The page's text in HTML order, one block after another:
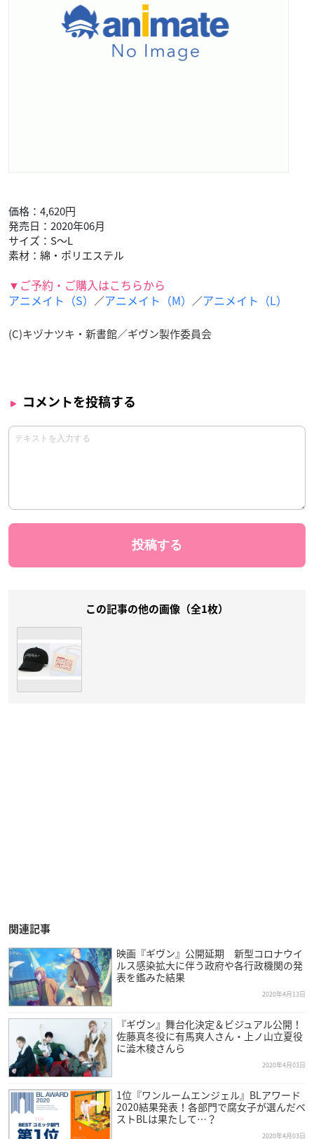
価格：4,620円
発売日：2020年06月
サイズ：S〜L
素材：綿・ポリエステル
▼ご予約・ご購入はこちらから
アニメイト（S） ／アニメイト（M） ／アニメイト（L）
(C)キヅナツキ・新書館／ギヴン製作委員会
コメントを投稿する
この記事の他の画像（全1枚）
関連記事
映画『ギヴン』公開延期 新型コロナウイ
ルス感染拡大に伴う政府や各行政機関の発
表を鑑みた結果
2020年4月13日
『ギヴン』舞台化決定＆ビジュアル公開！
佐藤真冬役に有馬爽人さん・上ノ山立夏役
に澁木稜さんら
2020年4月03日
1位『ワンルームエンジェル』BLアワード
2020結果発表！各部門で腐女子が選んだベ
ストBLは果たして…？
2020年4月03日